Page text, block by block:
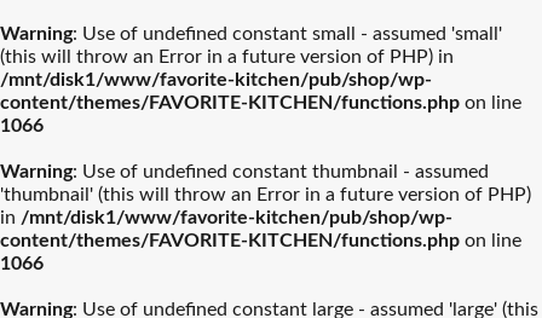
Warning: Use of undefined constant small - assumed 'small'
(this will throw an Error in a future version of PHP) in
/mnt/disk1/www/favorite-kitchen/pub/shop/wp-
content/themes/FAVORITE-KITCHEN/functions.php on line
1066
Warning: Use of undefined constant thumbnail - assumed
'thumbnail' (this will throw an Error in a future version of PHP)
in /mnt/disk1/www/favorite-kitchen/pub/shop/wp-
content/themes/FAVORITE-KITCHEN/functions.php on line
1066
Warning: Use of undefined constant large - assumed 'large' (this